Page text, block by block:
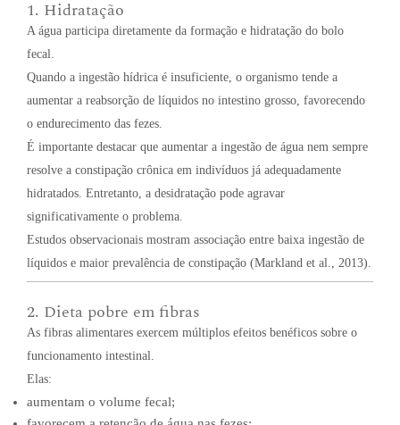
1. Hidratação
A água participa diretamente da formação e hidratação do bolo
fecal.
Quando a ingestão hídrica é insuficiente, o organismo tende a
aumentar a reabsorção de líquidos no intestino grosso, favorecendo
o endurecimento das fezes.
É importante destacar que aumentar a ingestão de água nem sempre
resolve a constipação crônica em indivíduos já adequadamente
hidratados. Entretanto, a desidratação pode agravar
significativamente o problema.
Estudos observacionais mostram associação entre baixa ingestão de
líquidos e maior prevalência de constipação (Markland et al., 2013).
2. Dieta pobre em fibras
As fibras alimentares exercem múltiplos efeitos benéficos sobre o
funcionamento intestinal.
Elas:
aumentam o volume fecal;